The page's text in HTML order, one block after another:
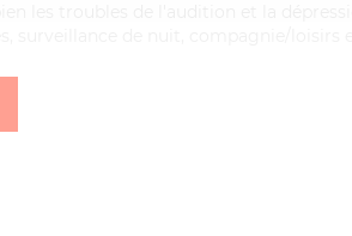
les troubles de l'audition et la